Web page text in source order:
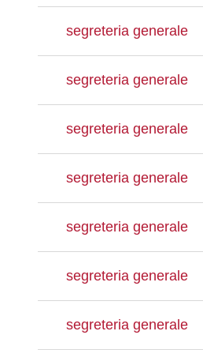
segreteria generale
segreteria generale
segreteria generale
segreteria generale
segreteria generale
segreteria generale
segreteria generale